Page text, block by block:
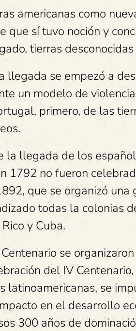
americanas como
que sí tuvo noción y
tierras
llegada se empezó a
un modelo de
primero, de las
la llegada de los
1792 no fueron
que se organizó
todas la colonias
y Cuba.
se
del IV
latinoamericanas, se
en el desarrollo
300 años de